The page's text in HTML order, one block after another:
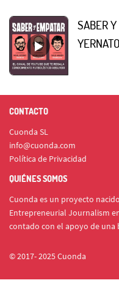
SABER
CONTACTO
Cuonda SL
info@cuonda.com
Política de Privacidad
QUIÉNES SOMOS
Cuonda es un proyecto
Entrepreneurial Journalism
contado con el apoyo de una
© 2017- 2025 Cuonda